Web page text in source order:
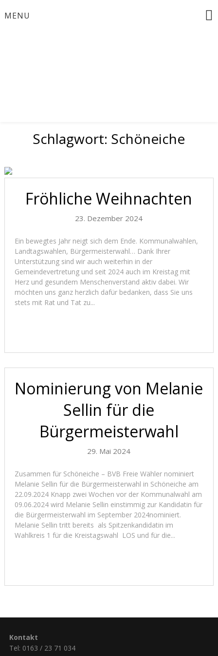
toMENU
Schlagwort: Schöneiche
Fröhliche Weihnachten
23. Dezember 2024
Ein bewegtes Jahr neigt sich dem Ende. Kommunalwahlen,
Landtagswahlen, Bürgermeisterwahl… Dank Ihrer
Unterstützung sind wir auch weiterhin in der
Gemeindevertretung und seit 2024 auch im Kreistag mit
Herz und gesundem Menschenverstand aktiv dabei. Wir
möchten uns ganz herzlich dafür bedanken, dass Sie uns
stets mit Rat und Tat zu...
Nominierung von Melanie
Sellin für die
Bürgermeisterwahl
29. Mai 2024
Zusammen für Schöneiche – BVB Freie Wähler nominiert
Melanie Sellin für die Bürgermeisterwahl in Schöneiche am
22.09.2024 Knapp zwei Wochen vor der Kommunalwahl am
09.06.2024 wird Melanie Sellin einstimmig zur Kandidatin für
die Bürgermeisterwahl im September 2024nominiert.
Melanie Sellin tritt bereits als Spitzenkandidatin im
Wahlkreis 1 für die Kreistagswahl LOS und für die...
Kontakt
Tel: 0163 / 23 71 034